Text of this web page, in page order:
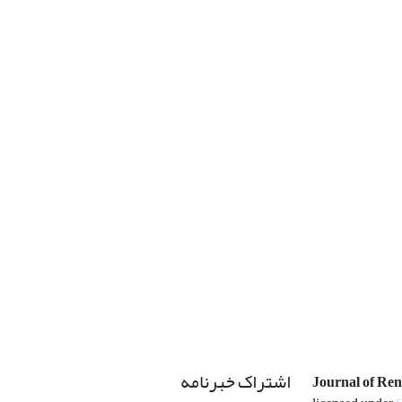
Journal of اشتراک خبرنامه